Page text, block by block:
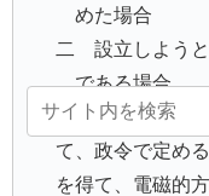
めた場合
二 設立しようと
である場合
３ 発起人は、前
て、政令で定め
を得て、電磁的